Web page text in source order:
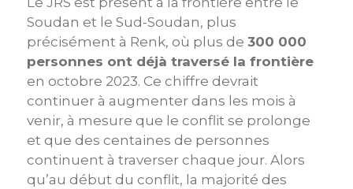
Soudan et le Sud-Soudan, plus
précisément à Renk, où plus de 300 000
personnes ont déjà traversé la frontière
en octobre 2023. Ce chiffre devrait
continuer à augmenter dans les mois à
venir, à mesure que le conflit se prolonge
et que des centaines de personnes
continuent à traverser chaque jour. Alors
qu’au début du conflit, la majorité des